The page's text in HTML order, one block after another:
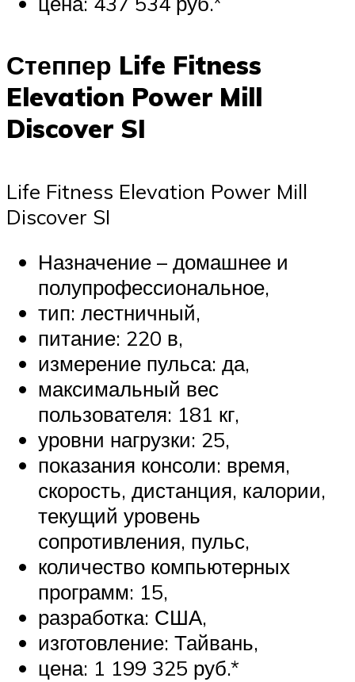
Степпер Life Fitness
Elevation Power Mill
Discover SI
Life Fitness Elevation Power Mill
Discover SI
Назначение – домашнее и
полупрофессиональное,
тип: лестничный,
питание: 220 в,
измерение пульса: да,
максимальный вес
пользователя: 181 кг,
уровни нагрузки: 25,
показания консоли: время,
скорость, дистанция, калории,
текущий уровень
сопротивления, пульс,
количество компьютерных
программ: 15,
разработка: США,
изготовление: Тайвань,
цена: 1 199 325 руб.*